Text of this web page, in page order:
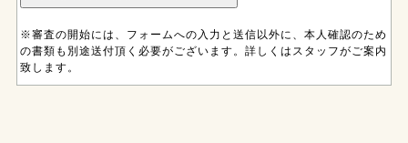
※審査の開始には、フォームへの入力と送信以外に、本人確認のため
の書類も別途送付頂く必要がございます。詳しくはスタッフがご案内
致します。